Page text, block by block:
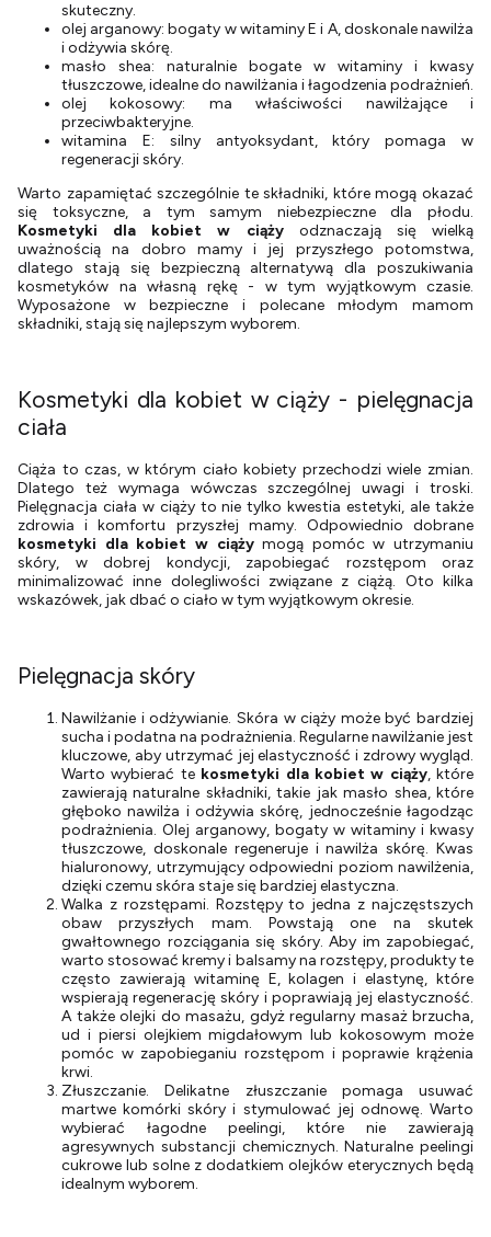
skuteczny.
olej arganowy: bogaty w witaminy E i A, doskonale nawilża
i odżywia skórę.
masło shea: naturalnie bogate w witaminy i kwasy
tłuszczowe, idealne do nawilżania i łagodzenia podrażnień.
olej kokosowy: ma właściwości nawilżające i
przeciwbakteryjne.
witamina E: silny antyoksydant, który pomaga w
regeneracji skóry.
Warto zapamiętać szczególnie te składniki, które mogą okazać
się toksyczne, a tym samym niebezpieczne dla płodu.
Kosmetyki dla kobiet w ciąży odznaczają się wielką
uważnością na dobro mamy i jej przyszłego potomstwa,
dlatego stają się bezpieczną alternatywą dla poszukiwania
kosmetyków na własną rękę - w tym wyjątkowym czasie.
Wyposażone w bezpieczne i polecane młodym mamom
składniki, stają się najlepszym wyborem.
Kosmetyki dla kobiet w ciąży - pielęgnacja
ciała
Ciąża to czas, w którym ciało kobiety przechodzi wiele zmian.
Dlatego też wymaga wówczas szczególnej uwagi i troski.
Pielęgnacja ciała w ciąży to nie tylko kwestia estetyki, ale także
zdrowia i komfortu przyszłej mamy. Odpowiednio dobrane
kosmetyki dla kobiet w ciążymogą pomóc w utrzymaniu
skóry, w dobrej kondycji, zapobiegać rozstępom oraz
minimalizować inne dolegliwości związane z ciążą. Oto kilka
wskazówek, jak dbać o ciało w tym wyjątkowym okresie.
Pielęgnacja skóry
Nawilżanie i odżywianie. Skóra w ciąży może być bardziej
sucha i podatna na podrażnienia. Regularne nawilżanie jest
kluczowe, aby utrzymać jej elastyczność i zdrowy wygląd.
Warto wybierać te kosmetyki dla kobiet w ciąży, które
zawierają naturalne składniki, takie jak masło shea, które
głęboko nawilża i odżywia skórę, jednocześnie łagodząc
podrażnienia. Olej arganowy, bogaty w witaminy i kwasy
tłuszczowe, doskonale regeneruje i nawilża skórę. Kwas
hialuronowy, utrzymujący odpowiedni poziom nawilżenia,
dzięki czemu skóra staje się bardziej elastyczna.
Walka z rozstępami. Rozstępy to jedna z najczęstszych
obaw przyszłych mam. Powstają one na skutek
gwałtownego rozciągania się skóry. Aby im zapobiegać,
warto stosować kremy i balsamy na rozstępy, produkty te
często zawierają witaminę E, kolagen i elastynę, które
wspierają regenerację skóry i poprawiają jej elastyczność.
A także olejki do masażu, gdyż regularny masaż brzucha,
ud i piersi olejkiem migdałowym lub kokosowym może
pomóc w zapobieganiu rozstępom i poprawie krążenia
krwi.
Złuszczanie. Delikatne złuszczanie pomaga usuwać
martwe komórki skóry i stymulować jej odnowę. Warto
wybierać łagodne peelingi, które nie zawierają
agresywnych substancji chemicznych. Naturalne peelingi
cukrowe lub solne z dodatkiem olejków eterycznych będą
idealnym wyborem.